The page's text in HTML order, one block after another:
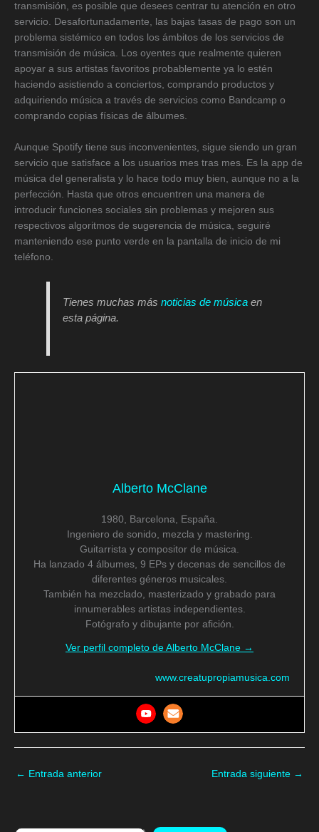
transmisión, es posible que desees centrar tu atención en otro
servicio. Desafortunadamente, las bajas tasas de pago son un
problema sistémico en todos los ámbitos de los servicios de
transmisión de música. Los oyentes que realmente quieren
apoyar a sus artistas favoritos probablemente ya lo estén
haciendo asistiendo a conciertos, comprando productos y
adquiriendo música a través de servicios como Bandcamp o
comprando copias físicas de álbumes.
Aunque Spotify tiene sus inconvenientes, sigue siendo un gran
servicio que satisface a los usuarios mes tras mes. Es la app de
música del generalista y lo hace todo muy bien, aunque no a la
perfección. Hasta que otros encuentren una manera de
introducir funciones sociales sin problemas y mejoren sus
respectivos algoritmos de sugerencia de música, seguiré
manteniendo ese punto verde en la pantalla de inicio de mi
teléfono.
Tienes muchas másnoticias de música en
esta página.
Alberto McClane
1980, Barcelona, España.
Ingeniero de sonido, mezcla y mastering.
Guitarrista y compositor de música.
Ha lanzado 4 álbumes, 9 EPs y decenas de sencillos de
diferentes géneros musicales.
También ha mezclado, masterizado y grabado para
innumerables artistas independientes.
Fotógrafo y dibujante por afición.
Ver perfil completo de Alberto McClane →
www.creatupropiamusica.com
← Entrada anterior Entrada siguiente →